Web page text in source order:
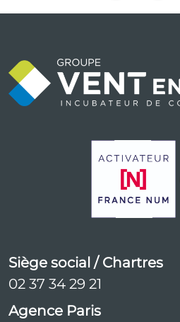
Siège social / Chartres
02 37 34 29 21
Agence Paris